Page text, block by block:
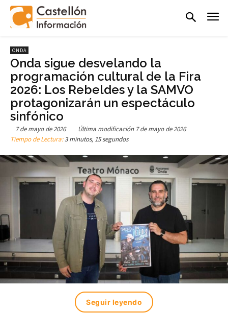
ONDA
Onda sigue desvelando la
programación cultural de la Fira
2026: Los Rebeldes y la SAMVO
protagonizarán un espectáculo
sinfónico
7 de mayo de 2026 Última modificación 7 de mayo de 2026
Tiempo de Lectura:3 minutos, 15 segundos
Seguir leyendo